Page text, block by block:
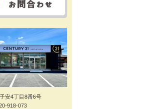
安4丁目8番6号
918-073